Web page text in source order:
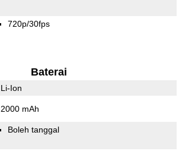
720p/30fps
Baterai
Li-Ion
2000 mAh
Boleh tanggal